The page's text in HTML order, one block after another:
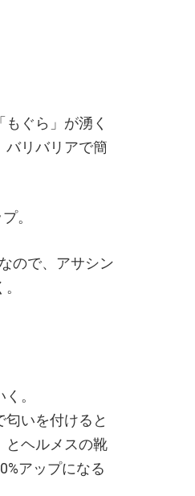
ぐら」が湧く
バリバリアで簡
。
ので、アサシン
。
いを付けると
とヘルメスの靴
アップになる